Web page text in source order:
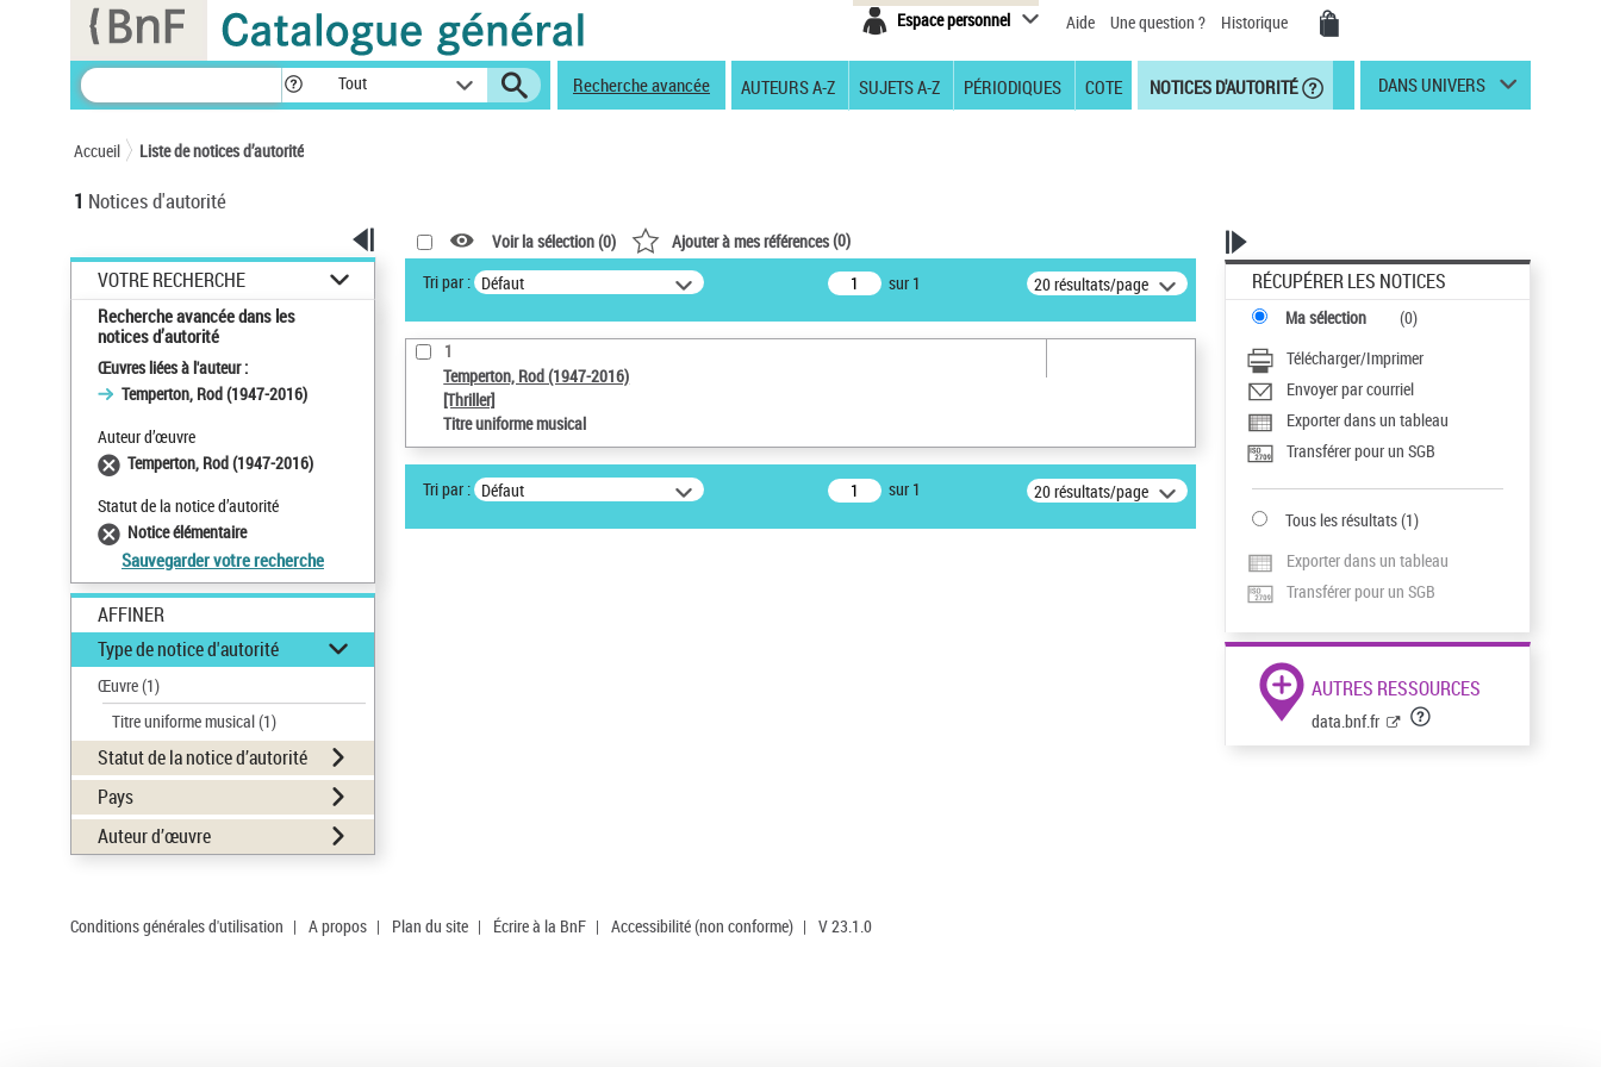
Espace personnel Aide Une question ? Historique
Tout Recherche avancée AUTEURS A-Z SUJETS A-Z PÉRIODIQUES COTE NOTICES D'AUTORITÉ DANS UNIVERS
Accueil Liste de notices d’autorité
1 Notices d'autorité
VOTRE RECHERCHE
Recherche avancée dans les
notices d’autorité
Œuvres liées à l'auteur :
Temperton, Rod (1947-2016)
Auteur d’œuvre
Temperton, Rod (1947-2016)
Statut de la notice d’autorité
Notice élémentaire
Sauvegarder votre recherche
AFFINER
Type de notice d'autorité
Œuvre(1)
Titre uniforme musical(1)
Statut de la notice d’autorité
Pays
Auteur d’œuvre
Voir la sélection (0) Ajouter à mes références(0)
Tri par : Défaut sur 1 20 résultats/page
1
Temperton, Rod (1947-2016)
[Thriller]
Titre uniforme musical
Tri par : Défaut sur 1 20 résultats/page
RÉCUPÉRER LES NOTICES
Ma sélection (0)
Télécharger/Imprimer
Envoyer par courriel
Exporter dans un tableau
Transférer pour un SGB
Tous les résultats(1)
Exporter dans un tableau
Transférer pour un SGB
AUTRES RESSOURCES
data.bnf.fr
Conditions générales d'utilisation | A propos | Plan du site | Écrire à la BnF | Accessibilité (non conforme) | V 23.1.0
Panneau de gestion des cookies